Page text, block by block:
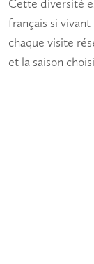
Cette diversité
français si
chaque visite
et la saison